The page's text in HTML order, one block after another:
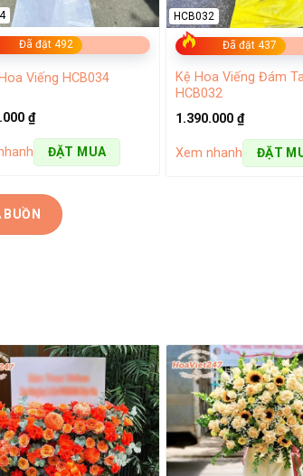
hoa Yên Bái
thân món quà được thiết kế từ hoa tươi
Đã đặt 492
Viếng HCB034
₫
ĐẶT MUA
Đã đặt 437
HCB032
Kệ Hoa Viếng Đám
HCB032
1.390.000 ₫
Xem nhanh ĐẶT